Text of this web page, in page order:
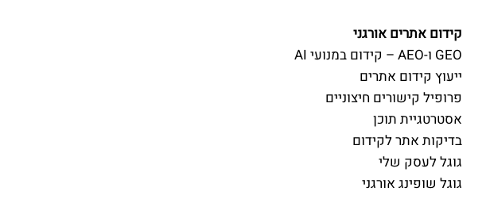
קידום אתרים אורגני
GEO ו-AEO – קידום במנועי AI
ייעוץ קידום אתרים
פרופיל קישורים חיצוניים
אסטרטגיית תוכן
בדיקות אתר לקידום
גוגל לעסק שלי
גוגל שופינג אורגני